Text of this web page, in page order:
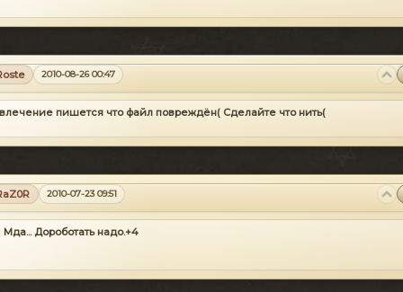
2010-08-26 00:47
пишется что файл повреждён( Сделайте что нить(
2010-07-23 09:51
Мда... Дороботать надо.+4